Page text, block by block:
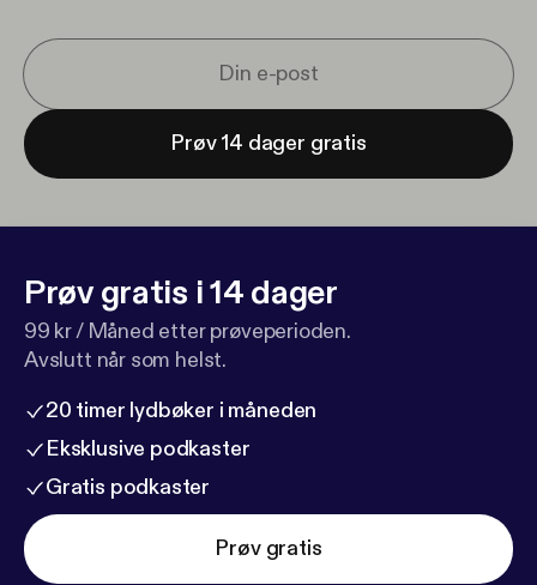
Prøv 14 dager gratis
Prøv gratis i 14 dager
99 kr / Måned etter prøveperioden.
Avslutt når som helst.
20 timer lydbøker i måneden
Eksklusive podkaster
Gratis podkaster
Prøv gratis